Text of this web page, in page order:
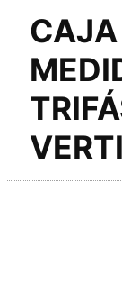
CAJA